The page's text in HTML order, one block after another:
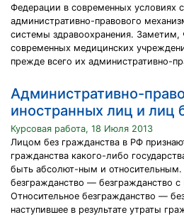
Федерации в современных условиях
административно-правового
системы здравоохранения. Заметим,
современных медицинских
прежде всего их административно-
Административно-
иностранных лиц и лиц
Курсовая работа, 18 Июля 2013
Лицом без гражданства в РФ
гражданства какого-либо
быть абсолют-ным и
безгражданство — безгражданство
Относительное безгражданство —
наступившее в результате утраты